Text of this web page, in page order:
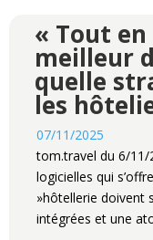
« Tout
meilleur
quelle
les
07/11/2025
tom.travel du 6/11/
logicielles qui
»hôtellerie doivent
intégrées et une